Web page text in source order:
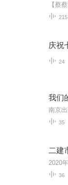
215
庆祝
24
我们
35
二建
36